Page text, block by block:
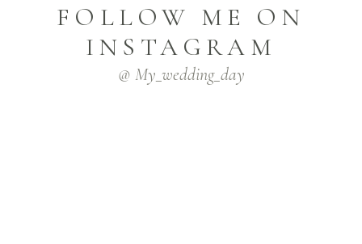
FOLLOW ME ON
INSTAGRAM
@ My_wedding_day